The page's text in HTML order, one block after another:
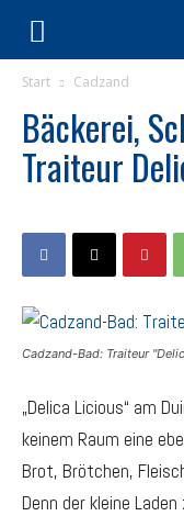
Start Cadzand
Bäckerei,
Traiteur
Cadzand-Bad: Traiteur
„Delica Licious“ am
keinem Raum eine
Brot, Brötchen,
Denn der kleine